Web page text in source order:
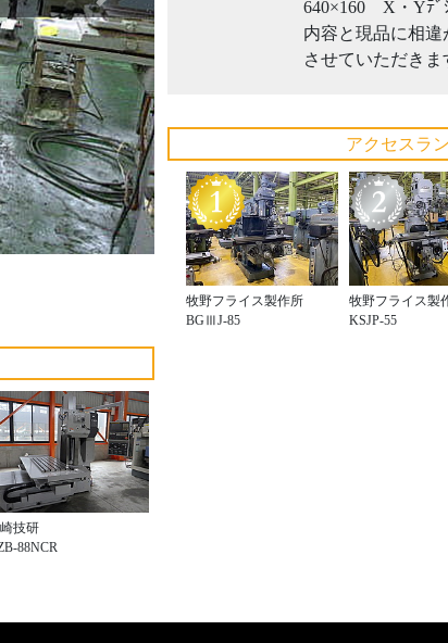
Next
技研
88NCR
640×160 X・Yﾃﾞ
内容と現品に相
させていただきま
アクセスラ
牧野フライス製作所
BGⅢJ-85
牧野フライス製
KSJP-55